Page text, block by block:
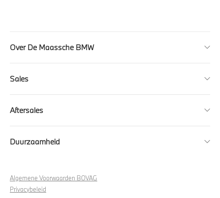
Over De Maassche BMW
Sales
Aftersales
Duurzaamheid
Algemene Voorwaarden BOVAG
Privacybeleid